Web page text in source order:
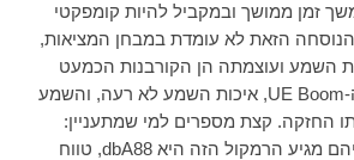
זמן ממושך ובמקביל להיות קומפקטי
הזאת לא עומדת במבחן המציאות,
השמע ועוצמתה הן הקורבנות הכמעט
UE Boom, איכות השמע לא רעה, והשמע
החזקה. קצת מספרים למי שמתעניין:
מגיע הרמקול הזה היא 88
dbA, טווח